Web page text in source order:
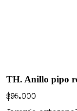
TH. Anillo pipo
$95.000